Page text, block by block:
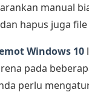
manual
hapus juga
Windows 10
pada
perlu